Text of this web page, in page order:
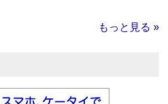
もっと見る »